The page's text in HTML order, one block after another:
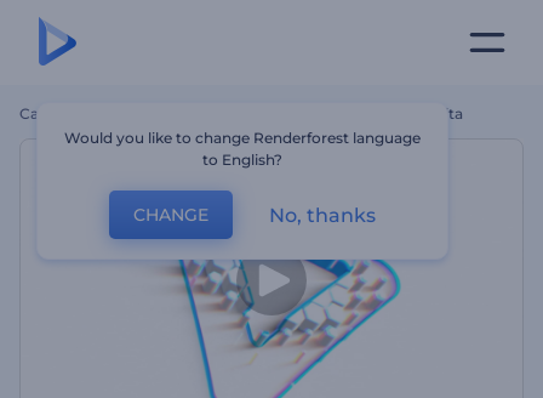
Casa Rivelazione Del Logo Tramite Formatura Pulita
Would you like to change Renderforest language
to English?
CHANGE No, thanks